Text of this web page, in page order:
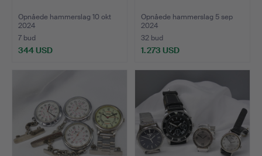
Opnåede hammerslag 10 okt
2024
7 bud
344 USD
Opnåede hammerslag 5 sep
2024
32 bud
1.273 USD